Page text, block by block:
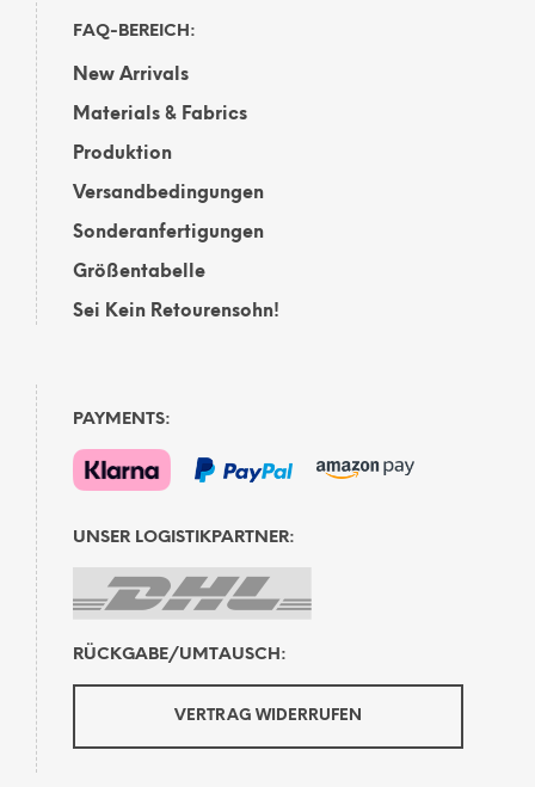
FAQ-BEREICH:
New Arrivals
Materials & Fabrics
Produktion
Versandbedingungen
Sonderanfertigungen
Größentabelle
Sei Kein Retourensohn!
PAYMENTS:
UNSER LOGISTIKPARTNER:
RÜCKGABE/UMTAUSCH:
VERTRAG WIDERRUFEN